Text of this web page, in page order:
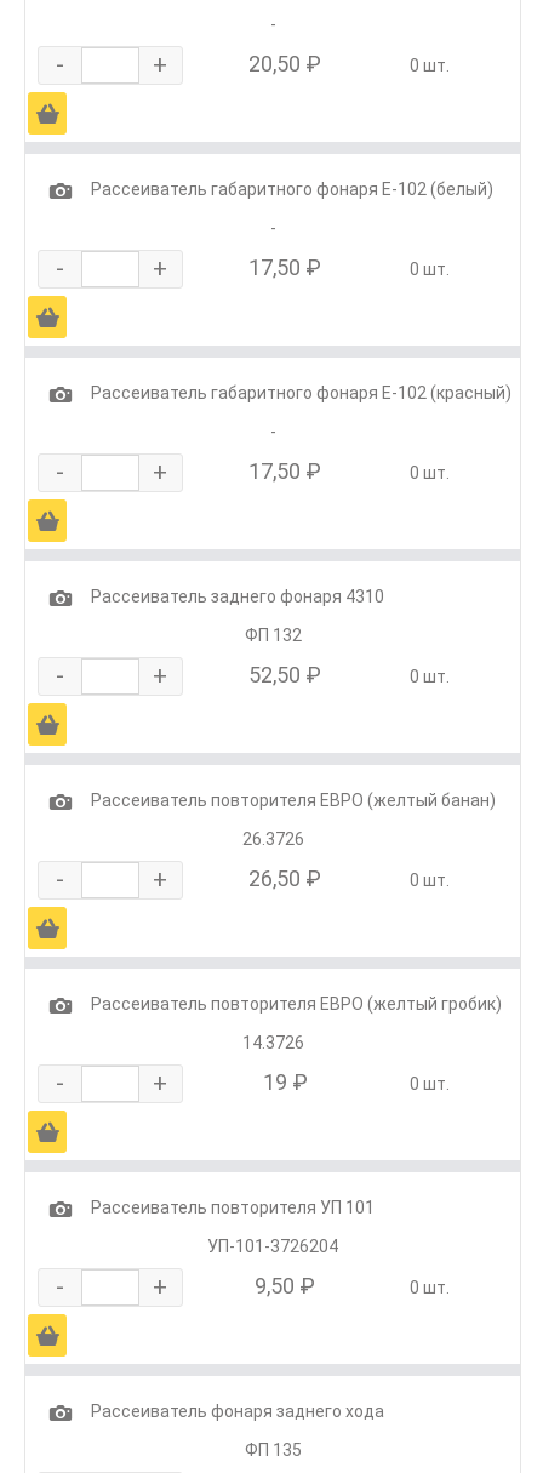
-
- + 20,50 ₽ 0 шт.
Ä
1
Рассеиватель габаритного фонаря Е-102 (белый)
-
- + 17,50 ₽ 0 шт.
Ä
1
Рассеиватель габаритного фонаря Е-102 (красный)
-
- + 17,50 ₽ 0 шт.
Ä
1
Рассеиватель заднего фонаря 4310
ФП 132
- + 52,50 ₽ 0 шт.
Ä
1
Рассеиватель повторителя ЕВРО (желтый банан)
26.3726
- + 26,50 ₽ 0 шт.
Ä
1
Рассеиватель повторителя ЕВРО (желтый гробик)
14.3726
- + 19 ₽ 0 шт.
Ä
1
Рассеиватель повторителя УП 101
УП-101-3726204
- + 9,50 ₽ 0 шт.
Ä
1
Рассеиватель фонаря заднего хода
ФП 135